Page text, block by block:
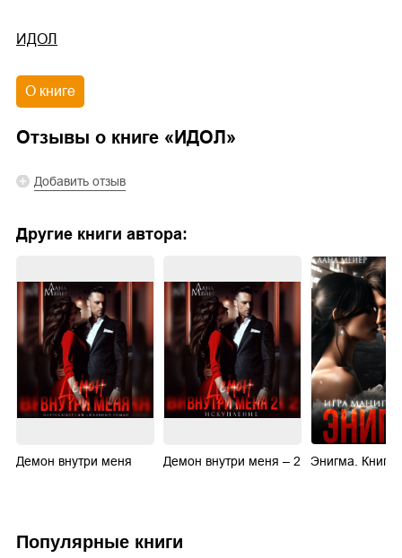
ИДОЛ
О книге
Отзывы о книге «ИДОЛ»
Добавить отзыв
Другие книги автора:
Демон внутри меня Демон внутри меня – 2 Энигма. Книга
Популярные книги